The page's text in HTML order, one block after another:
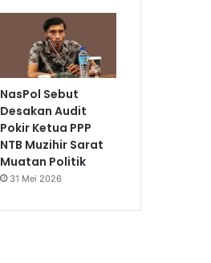
NasPol Sebut
Desakan Audit
Pokir Ketua PPP
NTB Muzihir Sarat
Muatan Politik
31 Mei 2026